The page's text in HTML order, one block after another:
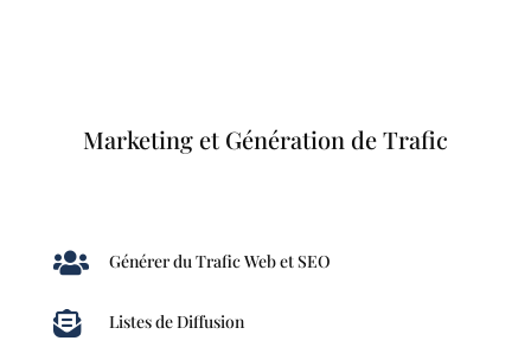
Marketing et Génération de Trafic
 Générer du Trafic Web et SEO
 Listes de Diffusion